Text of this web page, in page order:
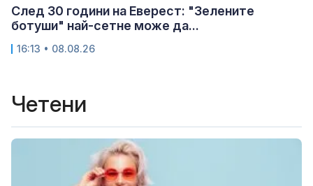
След 30 години на Еверест: "Зелените
ботуши" най-сетне може да...
16:13 • 08.08.26
Четени